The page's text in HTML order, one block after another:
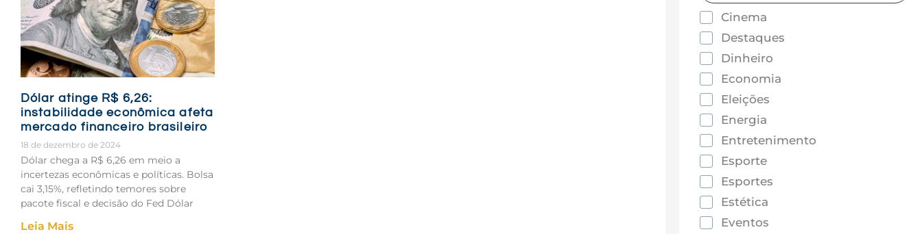
Dólar atinge R$ 6,26:
instabilidade econômica afeta
mercado financeiro brasileiro
18 de dezembro de 2024
Dólar chega a R$ 6,26 em meio a
incertezas econômicas e políticas. Bolsa
cai 3,15%, refletindo temores sobre
pacote fiscal e decisão do Fed Dólar
Leia Mais
Cinema
Destaques
Dinheiro
Economia
Eleições
Energia
Entretenimento
Esporte
Esportes
Estética
Eventos